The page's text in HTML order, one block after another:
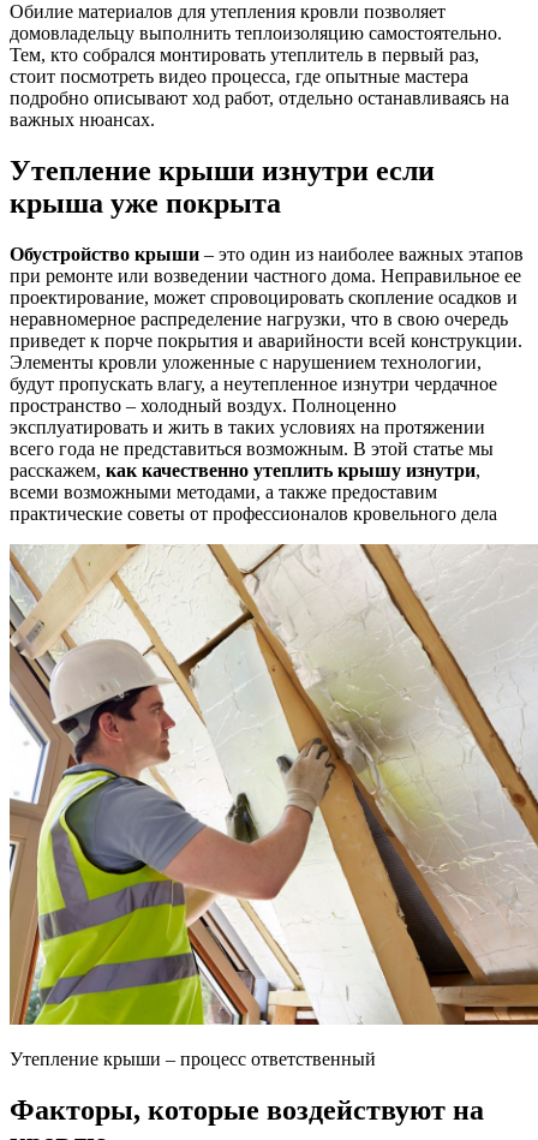
Обилие материалов для утепления кровли позволяет
домовладельцу выполнить теплоизоляцию самостоятельно.
Тем, кто собрался монтировать утеплитель в первый раз,
стоит посмотреть видео процесса, где опытные мастера
подробно описывают ход работ, отдельно останавливаясь на
важных нюансах.
Утепление крыши изнутри если
крыша уже покрыта
Обустройство крыши – это один из наиболее важных этапов
при ремонте или возведении частного дома. Неправильное ее
проектирование, может спровоцировать скопление осадков и
неравномерное распределение нагрузки, что в свою очередь
приведет к порче покрытия и аварийности всей конструкции.
Элементы кровли уложенные с нарушением технологии,
будут пропускать влагу, а неутепленное изнутри чердачное
пространство – холодный воздух. Полноценно
эксплуатировать и жить в таких условиях на протяжении
всего года не представиться возможным. В этой статье мы
расскажем, как качественно утеплить крышу изнутри,
всеми возможными методами, а также предоставим
практические советы от профессионалов кровельного дела
Утепление крыши – процесс ответственный
Факторы, которые воздействуют на